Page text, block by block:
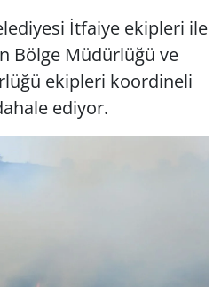
İtfaiye ekipleri ile
Bölge Müdürlüğü ve
ekipleri koordineli
ediyor.